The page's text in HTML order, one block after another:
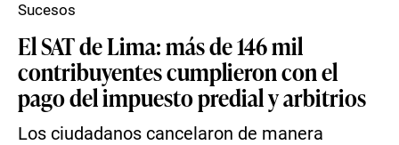
El SAT de Lima: más de 146 mil
contribuyentes cumplieron con el
pago del impuesto predial y arbitrios
Los ciudadanos cancelaron de manera
Sucesos